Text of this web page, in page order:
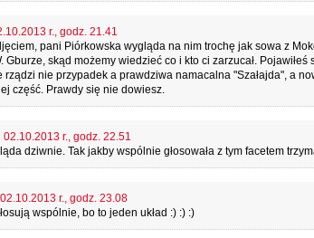
r., godz. 21.41
pani Piórkowska wygląda na nim trochę jak sowa z
skąd możemy wiedzieć co i kto ci zarzucał.
rządzi nie przypadek a prawdziwa namacalna "Szałajda", a
część. Prawdy się nie dowiesz.
02.10.2013 r., godz. 22.51
dziwnie. Tak jakby wspólnie głosowała z tym facetem
02.10.2013 r., godz. 23.08
wspólnie, bo to jeden układ :) :) :)